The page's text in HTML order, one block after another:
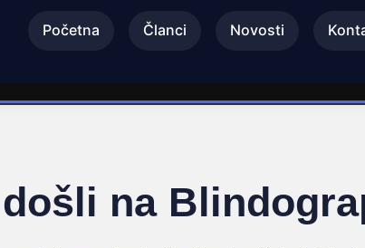
Početna Članci Novosti
na